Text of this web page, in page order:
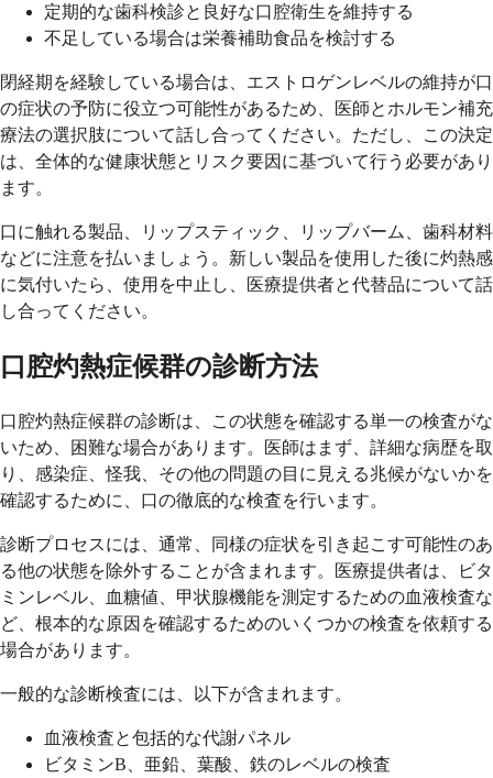
定期的な歯科検診と良好な口腔衛生を維持する
不足している場合は栄養補助食品を検討する
閉経期を経験している場合は、エストロゲンレベルの維持が口
の症状の予防に役立つ可能性があるため、医師とホルモン補充
療法の選択肢について話し合ってください。ただし、この決定
は、全体的な健康状態とリスク要因に基づいて行う必要があり
ます。
口に触れる製品、リップスティック、リップバーム、歯科材料
などに注意を払いましょう。新しい製品を使用した後に灼熱感
に気付いたら、使用を中止し、医療提供者と代替品について話
し合ってください。
口腔灼熱症候群の診断方法
口腔灼熱症候群の診断は、この状態を確認する単一の検査がな
いため、困難な場合があります。医師はまず、詳細な病歴を取
り、感染症、怪我、その他の問題の目に見える兆候がないかを
確認するために、口の徹底的な検査を行います。
診断プロセスには、通常、同様の症状を引き起こす可能性のあ
る他の状態を除外することが含まれます。医療提供者は、ビタ
ミンレベル、血糖値、甲状腺機能を測定するための血液検査な
ど、根本的な原因を確認するためのいくつかの検査を依頼する
場合があります。
一般的な診断検査には、以下が含まれます。
血液検査と包括的な代謝パネル
ビタミンB、亜鉛、葉酸、鉄のレベルの検査